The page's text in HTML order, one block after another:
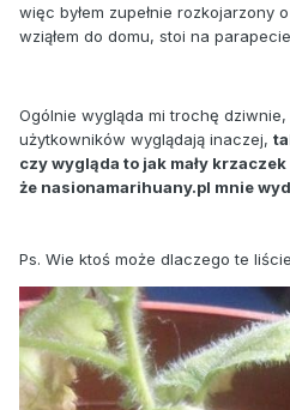
więc byłem zupełnie rozkojarzony
wziąłem do domu, stoi na
Ogólnie wygląda mi trochę
użytkowników wyglądają inaczej,
czy wygląda to jak mały
że nasionamarihuany.pl mnie
Ps. Wie ktoś może dlaczego te